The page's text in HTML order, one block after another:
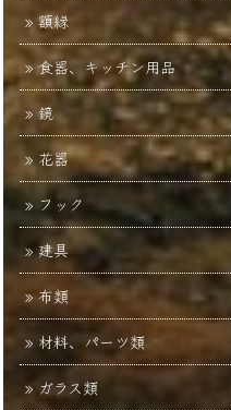
額縁
食器、キッチン用品
鏡
花器
フック
建具
布類
材料、パーツ類
ガラス類